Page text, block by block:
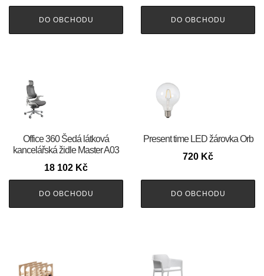
DO OBCHODU DO OBCHODU
Office 360 Šedá látková
kancelářská židle Master A03
18 102 Kč
DO OBCHODU
Present time LED žárovka Orb
720 Kč
DO OBCHODU